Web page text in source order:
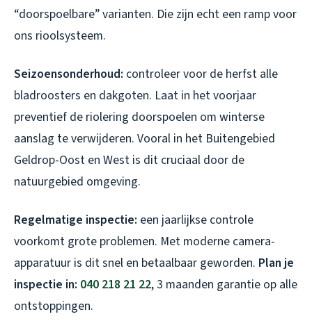
“doorspoelbare” varianten. Die zijn echt een ramp voor
ons rioolsysteem.
Seizoensonderhoud: controleer voor de herfst alle
bladroosters en dakgoten. Laat in het voorjaar
preventief de riolering doorspoelen om winterse
aanslag te verwijderen. Vooral in het Buitengebied
Geldrop-Oost en West is dit cruciaal door de
natuurgebied omgeving.
Regelmatige inspectie: een jaarlijkse controle
voorkomt grote problemen. Met moderne camera-
apparatuur is dit snel en betaalbaar geworden. Plan je
inspectie in: 040 218 21 22, 3 maanden garantie op alle
ontstoppingen.